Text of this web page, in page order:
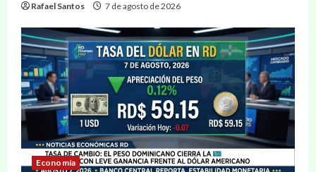
Rafael Santos 7 de agosto de 2026
Economía